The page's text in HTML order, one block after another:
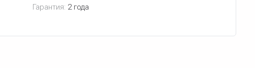
Гарантия: 2 года